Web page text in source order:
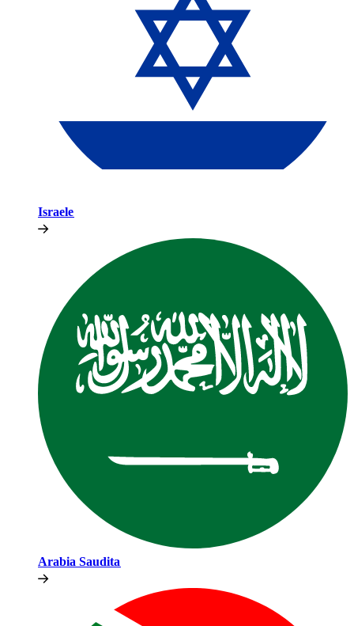
Israele​​
Arabia Saudita​​